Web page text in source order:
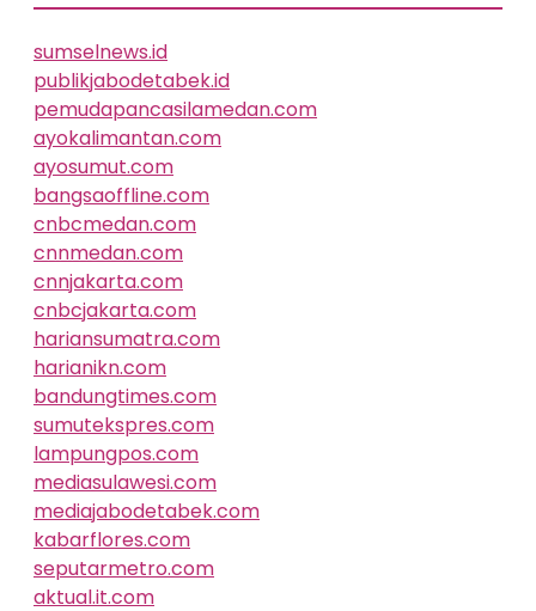
sumselnews.id
publikjabodetabek.id
pemudapancasilamedan.com
ayokalimantan.com
ayosumut.com
bangsaoffline.com
cnbcmedan.com
cnnmedan.com
cnnjakarta.com
cnbcjakarta.com
hariansumatra.com
harianikn.com
bandungtimes.com
sumutekspres.com
lampungpos.com
mediasulawesi.com
mediajabodetabek.com
kabarflores.com
seputarmetro.com
aktual.it.com